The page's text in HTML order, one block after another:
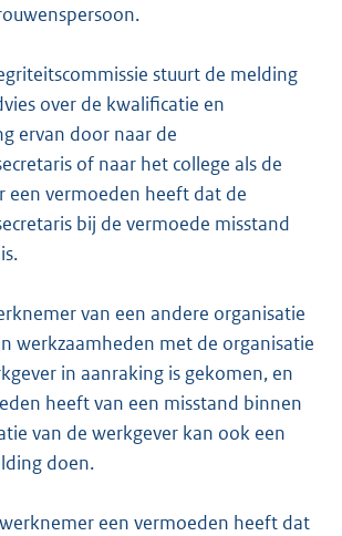
stuurt de melding
over de kwalificatie en
ervan door naar de
of naar het college als de
een vermoeden heeft dat de
bij de vermoede misstand
van een andere organisatie
werkzaamheden met de organisatie
in aanraking is gekomen, en
heeft van een misstand binnen
van de werkgever kan ook een
doen.
een vermoeden heeft dat